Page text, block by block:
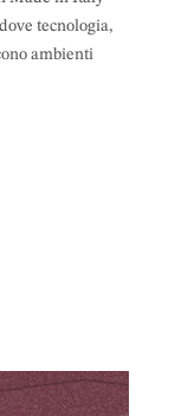
tecnologia,
ambienti